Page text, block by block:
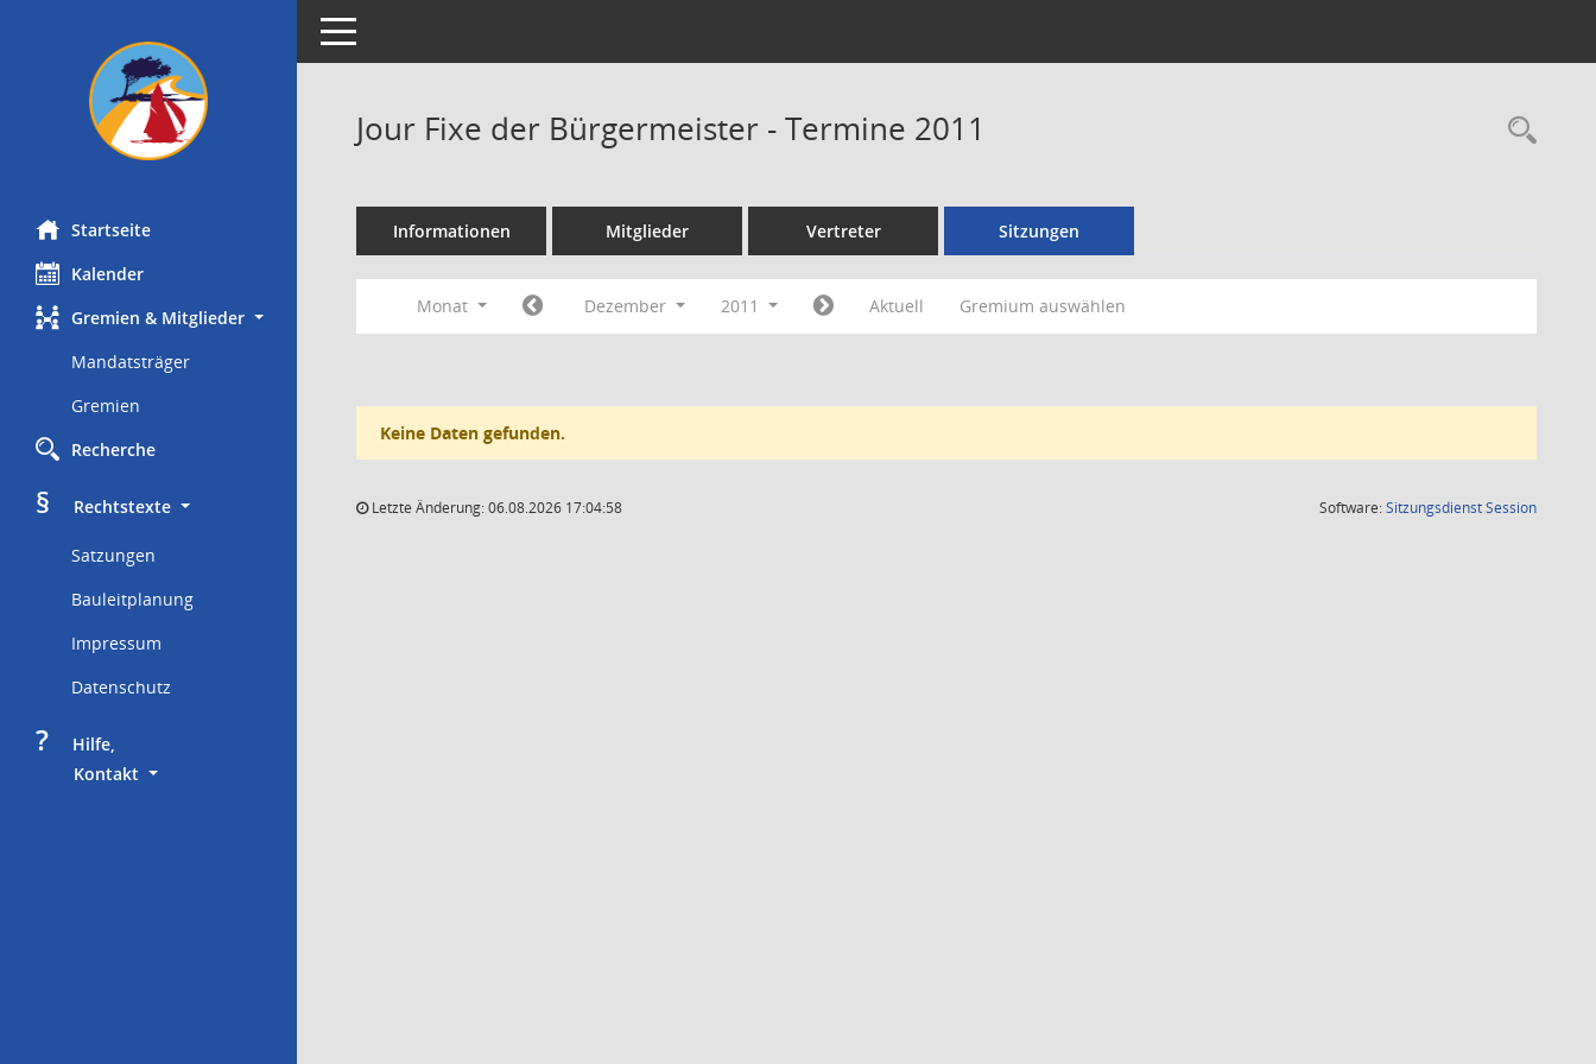
Startseite
Kalender
Gremien & Mitglieder
Mandatsträger
Gremien
Recherche
§
     Rechtstexte
Satzungen
Bauleitplanung
Impressum
Datenschutz
?
     Hilfe,
Kontakt
Toggle navigation
Jour Fixe der Bürgermeister - Termine 2011
Informationen Mitglieder Vertreter Sitzungen
Monat Dezember 2011 Aktuell Gremium auswählen
Keine Daten gefunden.
Letzte Änderung: 06.08.2026 17:04:58 Software:SitzungsdienstSession(Wird in